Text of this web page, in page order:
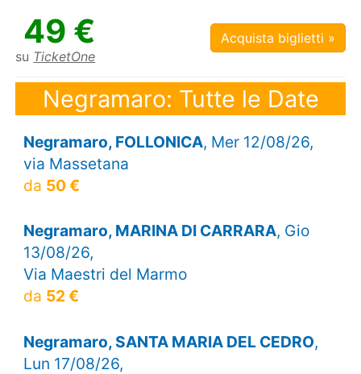
49 €
su TicketOne
Acquista biglietti »
Negramaro: Tutte le Date
Negramaro, FOLLONICA, Mer 12/08/26,
via Massetana
da 50 €
Negramaro, MARINA DI CARRARA, Gio
13/08/26,
Via Maestri del Marmo
da 52 €
Negramaro, SANTA MARIA DEL CEDRO,
Lun 17/08/26,